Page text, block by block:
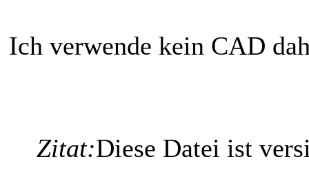
Ich verwende kein CAD
Zitat:Diese Datei ist